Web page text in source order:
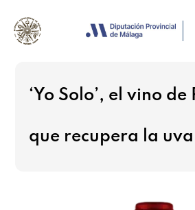
‘Yo Solo’, el vino de
que recupera la